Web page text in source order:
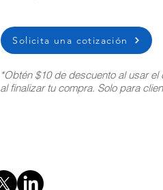
Solicita una cotización
*Obtén $10 de descuento al usar el
al finalizar tu compra. Solo para